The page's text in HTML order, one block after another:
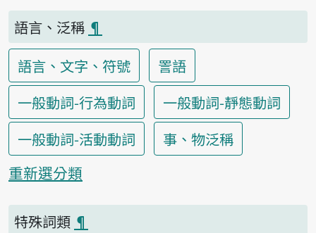
語言、泛稱 ¶
語言、文字、符號
詈語
一般動詞-行為動詞
一般動詞-靜態動詞
一般動詞-活動動詞
事、物泛稱
重新選分類
特殊詞類 ¶